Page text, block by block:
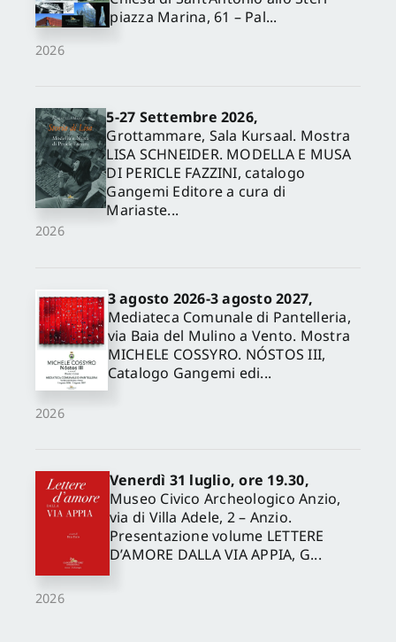
2026
piazza Marina, 61 – Pal...
2026
5-27 Settembre 2026,
Grottammare, Sala Kursaal. Mostra
LISA SCHNEIDER. MODELLA E MUSA
DI PERICLE FAZZINI, catalogo
Gangemi Editore a cura di
Mariaste...
2026
3 agosto 2026-3 agosto 2027,
Mediateca Comunale di Pantelleria,
via Baia del Mulino a Vento. Mostra
MICHELE COSSYRO. NÓSTOS III,
Catalogo Gangemi edi...
2026
Venerdì 31 luglio, ore 19.30,
Museo Civico Archeologico Anzio,
via di Villa Adele, 2 – Anzio.
Presentazione volume LETTERE
D’AMORE DALLA VIA APPIA, G...